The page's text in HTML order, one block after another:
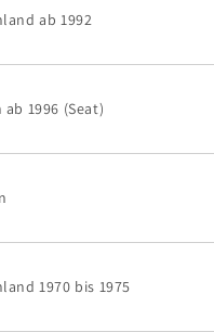
ab 1992
ab 1996 (Seat)
1970 bis 1975